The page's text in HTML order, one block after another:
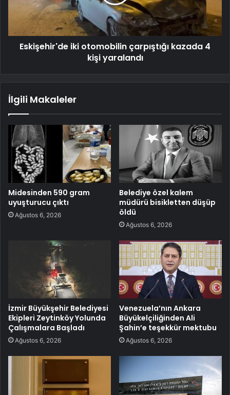
Eskişehir'de iki otomobilin çarpıştığı kazada 4
kişi yaralandı
İlgili Makaleler
Midesinden 590 gram
uyuşturucu çıktı
Ağustos 6, 2026
Belediye özel kalem
müdürü bisikletten düşüp
öldü
Ağustos 6, 2026
İzmir Büyükşehir Belediyesi
Ekipleri Zeytinköy Yolunda
Çalışmalara Başladı
Ağustos 6, 2026
Venezuela’nın Ankara
Büyükelçiliğinden Ali
Şahin’e teşekkür mektubu
Ağustos 6, 2026